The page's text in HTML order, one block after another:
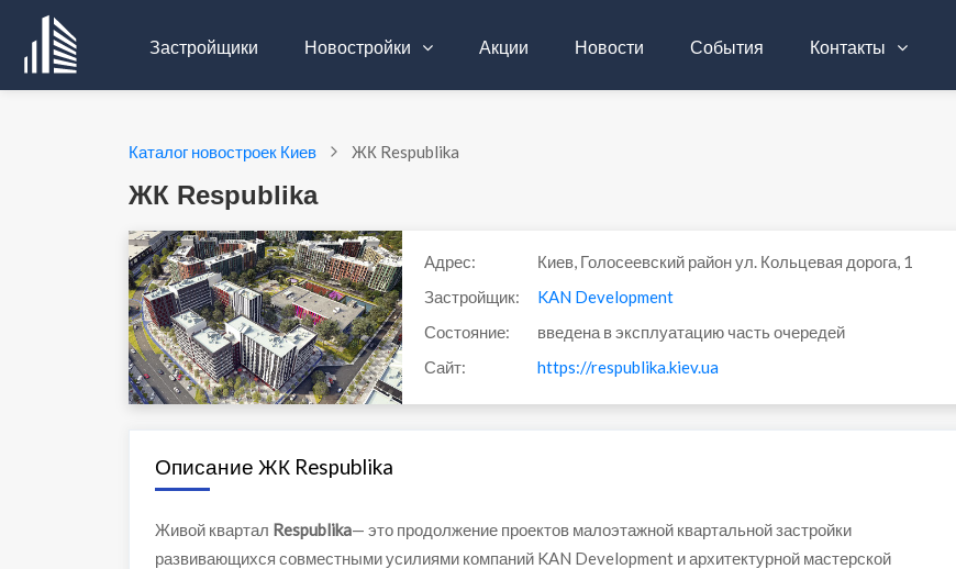
Застройщики Новостройки Акции Новости События Контакты
Каталог новостроек Киев ЖК Respublika
ЖК Respublika
Адрес:
Киев, Голосеевский район ул. Кольцевая дорога, 1
Застройщик:
KAN Development
Состояние:
введена в эксплуатацию часть очередей
Сайт:
https://respublika.kiev.ua
Описание ЖК Respublika
Живой квартал Respublika— это продолжение проектов малоэтажной квартальной застройки
развивающихся совместными усилиями компаний KAN Development и архитектурной мастерской